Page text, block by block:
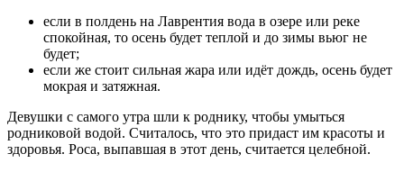
если в полдень на Лаврентия вода в озере или реке
спокойная, то осень будет теплой и до зимы вьюг не
будет;
если же стоит сильная жара или идёт дождь, осень будет
мокрая и затяжная.
Девушки с самого утра шли к роднику, чтобы умыться
родниковой водой. Считалось, что это придаст им красоты и
здоровья. Роса, выпавшая в этот день, считается целебной.